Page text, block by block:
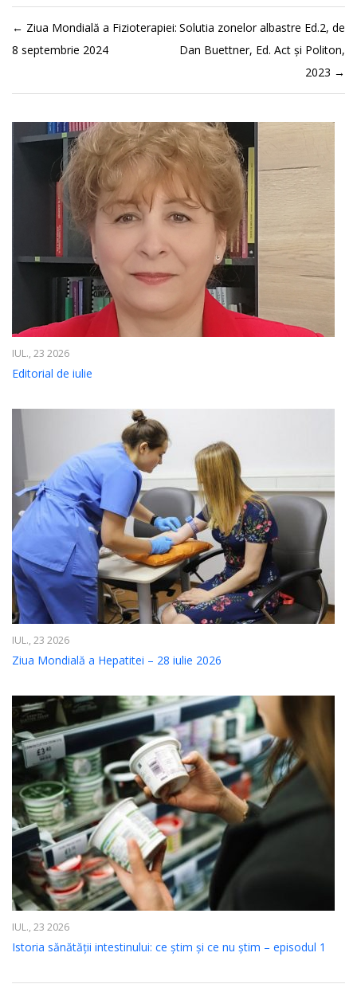
← Ziua Mondială a Fizioterapiei:
8 septembrie 2024
Solutia zonelor albastre Ed.2, de
Dan Buettner, Ed. Act și Politon,
2023 →
IUL., 23 2026
Editorial de iulie
IUL., 23 2026
Ziua Mondială a Hepatitei – 28 iulie 2026
IUL., 23 2026
Istoria sănătății intestinului: ce știm și ce nu știm – episodul 1